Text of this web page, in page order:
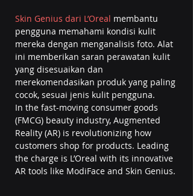
Skin Genius dari L’Oreal membantu
pengguna memahami kondisi kulit
mereka dengan menganalisis foto. Alat
ini memberikan saran perawatan kulit
yang disesuaikan dan
merekomendasikan produk yang paling
cocok, sesuai jenis kulit pengguna.
In the fast-moving consumer goods
(FMCG) beauty industry, Augmented
Reality (AR) is revolutionizing how
customers shop for products. Leading
the charge is L’Oreal with its innovative
AR tools like ModiFace and Skin Genius.